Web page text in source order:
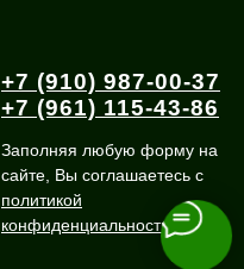
+7 (910) 987-00-37
+7 (961) 115-43-86
Заполняя любую форму на
сайте, Вы соглашаетесь с
политикой
конфиденциальности